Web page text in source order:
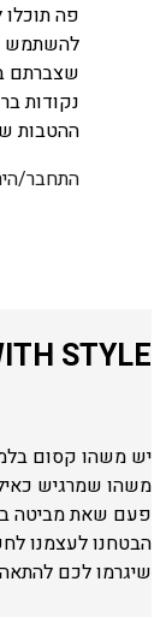
פה
להשתמש
שצברתם
נקודות
ההטבות
התחבר/
STYLE
יש משהו קסום
משהו שמרגיש
פעם שאת מביטה
הבטחנו לעצמנו
שיגרמו לכם